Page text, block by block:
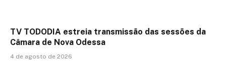
TV TODODIA estreia transmissão das sessões da
Câmara de Nova Odessa
4 de agosto de 2026